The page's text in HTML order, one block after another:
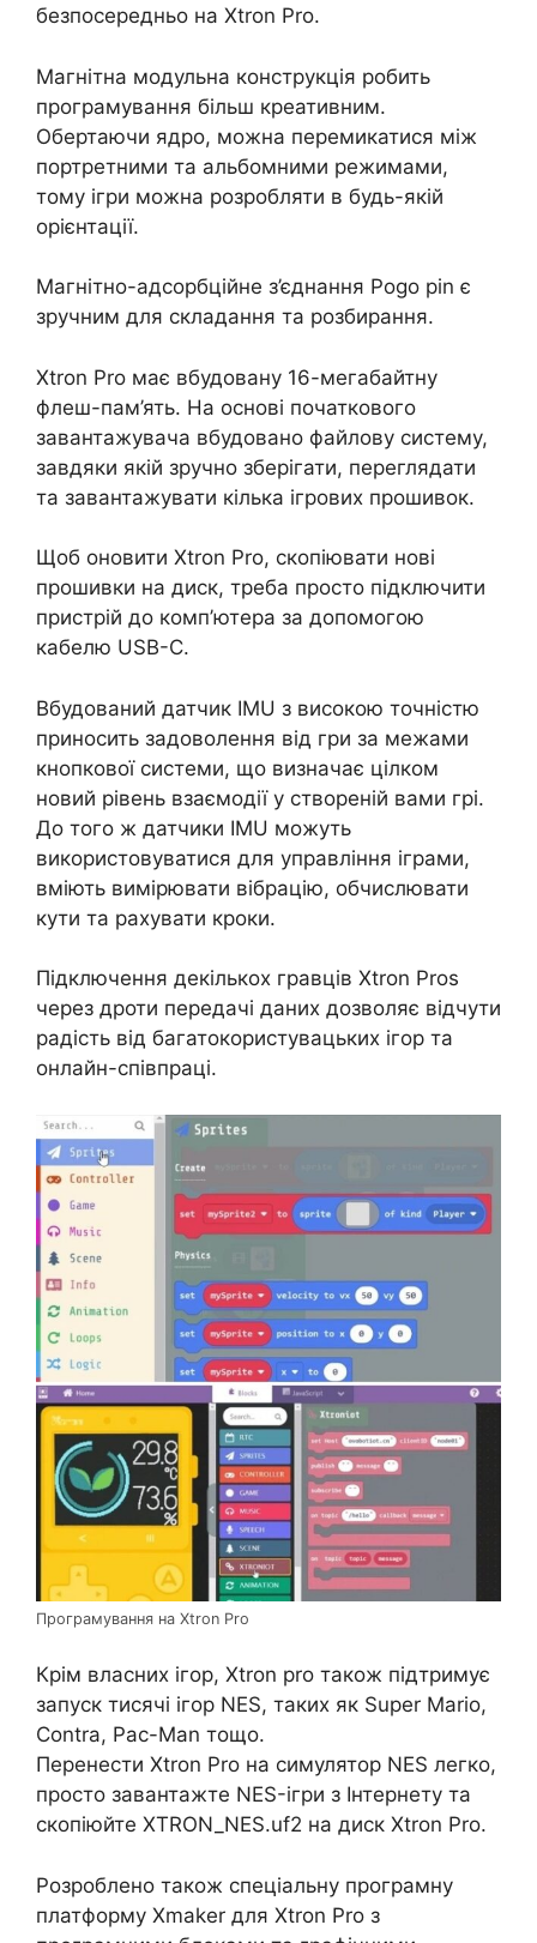
безпосередньо на Xtron Pro.
Магнітна модульна конструкція робить
програмування більш креативним.
Обертаючи ядро, можна перемикатися між
портретними та альбомними режимами,
тому ігри можна розробляти в будь-якій
орієнтації.
Магнітно-адсорбційне з’єднання Pogo pin є
зручним для складання та розбирання.
Xtron Pro має вбудовану 16-мегабайтну
флеш-пам’ять. На основі початкового
завантажувача вбудовано файлову систему,
завдяки якій зручно зберігати, переглядати
та завантажувати кілька ігрових прошивок.
Щоб оновити Xtron Pro, скопіювати нові
прошивки на диск, треба просто підключити
пристрій до комп’ютера за допомогою
кабелю USB-C.
Вбудований датчик IMU з високою точністю
приносить задоволення від гри за межами
кнопкової системи, що визначає цілком
новий рівень взаємодії у створеній вами грі.
До того ж датчики IMU можуть
використовуватися для управління іграми,
вміють вимірювати вібрацію, обчислювати
кути та рахувати кроки.
Підключення декількох гравців Xtron Pros
через дроти передачі даних дозволяє відчути
радість від багатокористувацьких ігор та
онлайн-співпраці.
Програмування на Xtron Pro
Крім власних ігор, Xtron pro також підтримує
запуск тисячі ігор NES, таких як Super Mario,
Contra, Pac-Man тощо.
Перенести Xtron Pro на симулятор NES легко,
просто завантажте NES-ігри з Інтернету та
скопіюйте XTRON_NES.uf2 на диск Xtron Pro.
Розроблено також спеціальну програмну
платформу Xmaker для Xtron Pro з